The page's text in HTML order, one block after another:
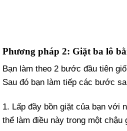
Phương pháp 2: Giặt ba lô
Bạn làm theo 2 bước đầu tiên
Sau đó bạn làm tiếp các bước
1. Lấp đầy bồn giặt của bạn với
thể làm điều này trong một chậu